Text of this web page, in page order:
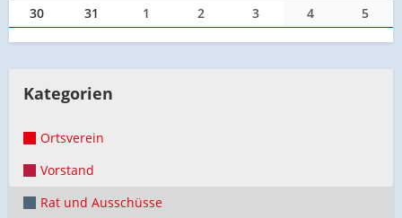
30
31 1 2 3 4 5
Kategorien
Ortsverein
Vorstand
Rat und Ausschüsse